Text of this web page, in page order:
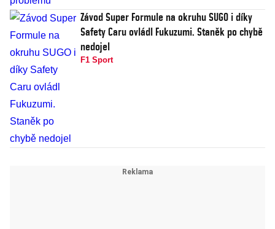
Závod Super Formule na okruhu SUGO i díky
Safety Caru ovládl Fukuzumi. Staněk po chybě
nedojel
F1 Sport